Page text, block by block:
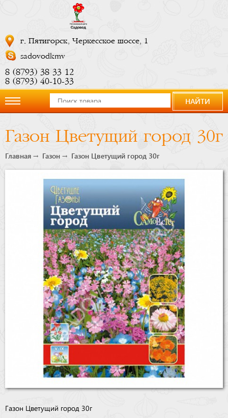
г. Пятигорск, Черкесское шоссе, 1
sadovodkmv
8 (8793) 38 33 12
8 (8793) 40-10-33
компании
Новости
Купить
Бренды
Доставка
Оптовикам
НАЙТИ
Газон Цветущий город 30г
Главная Газон Газон Цветущий город 30г
Газон Цветущий город 30г